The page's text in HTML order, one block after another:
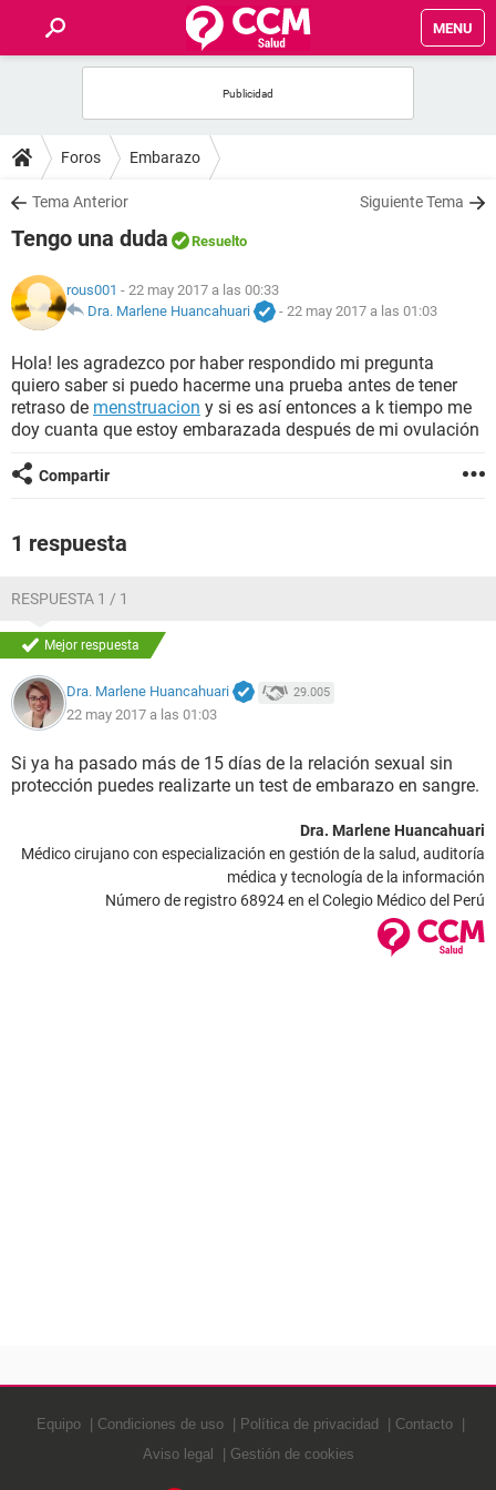
MENU
FOROS
SALUD
FAMILIA
NUTRICIÓN
BIENESTAR
SEXUALIDAD
GLOSARIO
Foros Embarazo
Tema Anterior Siguiente Tema
Tengo una duda Resuelto
rous001 - 22 may 2017 a las 00:33
Dra. Marlene Huancahuari
- 22 may 2017 a las 01:03
Hola! les agradezco por haber respondido mi pregunta
quiero saber si puedo hacerme una prueba antes de tener
retraso de menstruacion y si es así entonces a k tiempo me
doy cuanta que estoy embarazada después de mi ovulación
Compartir
1 respuesta
RESPUESTA 1 / 1
Mejor respuesta
Dra. Marlene Huancahuari 29.005
22 may 2017 a las 01:03
Si ya ha pasado más de 15 días de la relación sexual sin
protección puedes realizarte un test de embarazo en sangre.
Dra. Marlene Huancahuari
Médico cirujano con especialización en gestión de la salud, auditoría
médica y tecnología de la información
Número de registro 68924 en el Colegio Médico del Perú
Equipo Condiciones de uso Política de privacidad
Contacto
Aviso legal
Gestión de cookies